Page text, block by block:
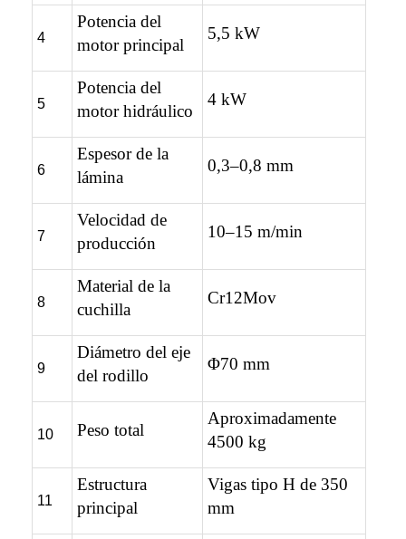
4
Potencia del
motor principal
5,5 kW
5
Potencia del
motor hidráulico
4 kW
6
Espesor de la
lámina
0,3–0,8 mm
7
Velocidad de
producción
10–15 m/min
8
Material de la
cuchilla
Cr12Mov
9
Diámetro del eje
del rodillo
Φ70 mm
10 Peso total
Aproximadamente
4500 kg
11
Estructura
principal
Vigas tipo H de 350
mm